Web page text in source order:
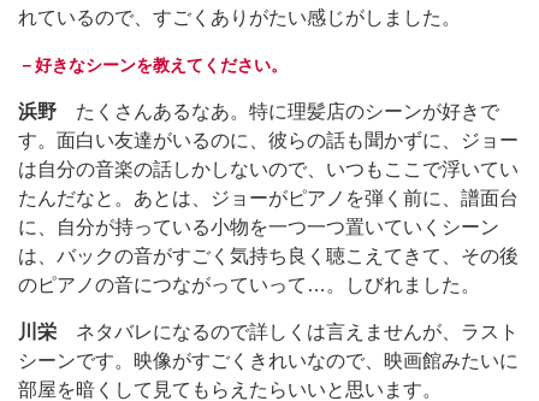
れているので、すごくありがたい感じがしました。
－好きなシーンを教えてください。
浜野 たくさんあるなあ。特に理髪店のシーンが好きで
す。面白い友達がいるのに、彼らの話も聞かずに、ジョー
は自分の音楽の話しかしないので、いつもここで浮いてい
たんだなと。あとは、ジョーがピアノを弾く前に、譜面台
に、自分が持っている小物を一つ一つ置いていくシーン
は、バックの音がすごく気持ち良く聴こえてきて、その後
のピアノの音につながっていって…。しびれました。
川栄 ネタバレになるので詳しくは言えませんが、ラスト
シーンです。映像がすごくきれいなので、映画館みたいに
部屋を暗くして見てもらえたらいいと思います。